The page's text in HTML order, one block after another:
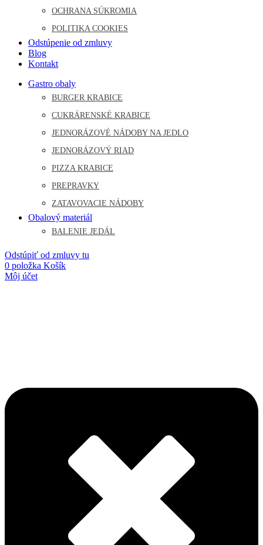
OCHRANA SÚKROMIA
POLITIKA COOKIES
Odstúpenie od zmluvy
Blog
Kontakt
Gastro obaly
BURGER KRABICE
CUKRÁRENSKÉ KRABICE
JEDNORÁZOVÉ NÁDOBY NA JEDLO
JEDNORÁZOVÝ RIAD
PIZZA KRABICE
PREPRAVKY
ZATAVOVACIE NÁDOBY
Obalový materiál
BALENIE JEDÁL
Odstúpiť od zmluvy tu
0 položka Košík
Môj účet